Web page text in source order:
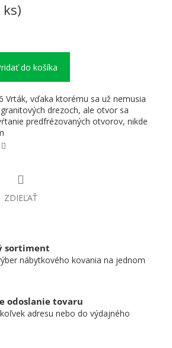
ks)
do košíka
Vrták, vďaka ktorému sa už nemusia
drezoch, ale otvor sa
predfrézovaných otvorov, nikde
ZDIEĽAŤ
sortiment
nábytkového kovania na jednom
odoslanie tovaru
adresu nebo do výdajného